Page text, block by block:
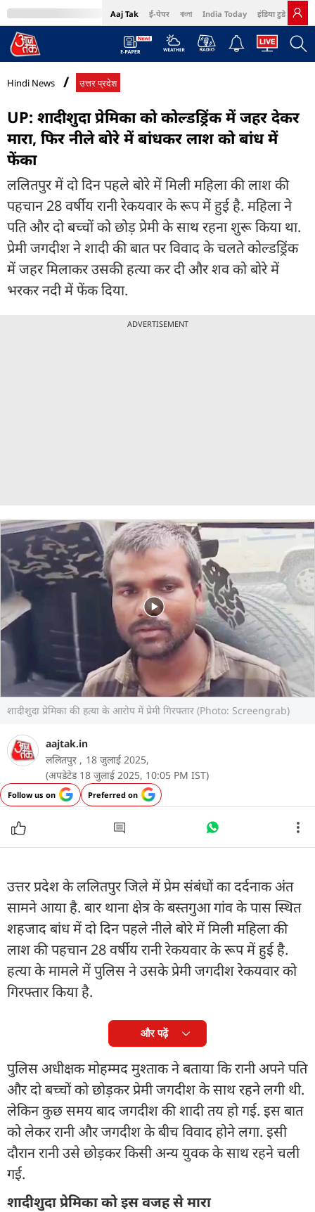
Aaj Tak ई-पेपर বাংলা India Today इंडिया टुडे हिंदी
MumbaiTak Cosmopolitan Harper's Bazaar Northeast
Hindi News उत्तर प्रदेश
UP: शादीशुदा प्रेमिका को कोल्डड्रिंक में जहर देकर
मारा, फिर नीले बोरे में बांधकर लाश को बांध में
फेंका
ललितपुर में दो दिन पहले बोरे में मिली महिला की लाश की
पहचान 28 वर्षीय रानी रेकयवार के रूप में हुई है. महिला ने
पति और दो बच्चों को छोड़ प्रेमी के साथ रहना शुरू किया था.
प्रेमी जगदीश ने शादी की बात पर विवाद के चलते कोल्डड्रिंक
में जहर मिलाकर उसकी हत्या कर दी और शव को बोरे में
भरकर नदी में फेंक दिया.
ADVERTISEMENT
शादीशुदा प्रेमिका की हत्या के आरोप में प्रेमी गिरफ्तार (Photo: Screengrab)
aajtak.in
ललितपुर , 18 जुलाई 2025,
(अपडेटेड 18 जुलाई 2025, 10:05 PM IST)
Follow us on Preferred on
उत्तर प्रदेश के ललितपुर जिले में प्रेम संबंधों का दर्दनाक अंत
सामने आया है. बार थाना क्षेत्र के बस्तगुआ गांव के पास स्थित
शहजाद बांध में दो दिन पहले नीले बोरे में मिली महिला की
लाश की पहचान 28 वर्षीय रानी रेकयवार के रूप में हुई है.
हत्या के मामले में पुलिस ने उसके प्रेमी जगदीश रेकयवार को
गिरफ्तार किया है.
और पढ़ें
पुलिस अधीक्षक मोहम्मद मुश्ताक ने बताया कि रानी अपने पति
और दो बच्चों को छोड़कर प्रेमी जगदीश के साथ रहने लगी थी.
लेकिन कुछ समय बाद जगदीश की शादी तय हो गई. इस बात
को लेकर रानी और जगदीश के बीच विवाद होने लगा. इसी
दौरान रानी उसे छोड़कर किसी अन्य युवक के साथ रहने चली
गई.
शादीशुदा प्रेमिका को इस वजह से मारा